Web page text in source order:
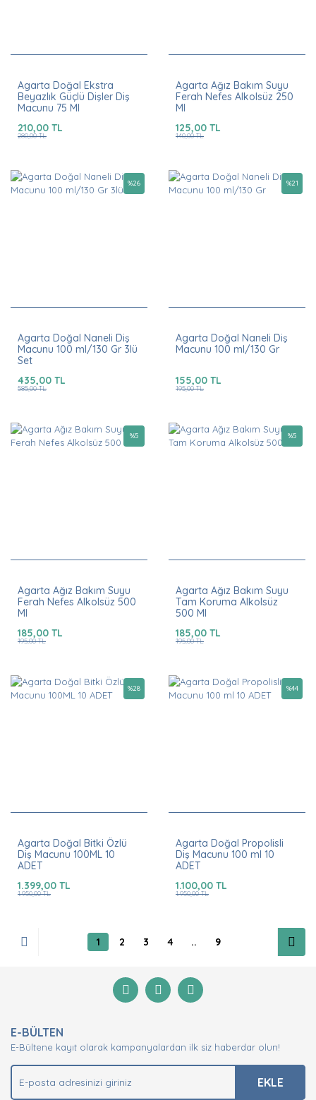
Agarta Doğal Ekstra
Beyazlık Güçlü Dişler Diş
Macunu 75 Ml
210,00 TL
280,00 TL
Agarta Ağız Bakım Suyu
Ferah Nefes Alkolsüz 250
Ml
125,00 TL
140,00 TL
Agarta Doğal Naneli Diş
Macunu 100 ml/130 Gr 3lü
Set
%26
435,00 TL
585,00 TL
Agarta Doğal Naneli Diş
Macunu 100 ml/130 Gr
%21
155,00 TL
195,00 TL
Agarta Ağız Bakım Suyu
Ferah Nefes Alkolsüz 500
Ml
%5
185,00 TL
195,00 TL
Agarta Ağız Bakım Suyu
Tam Koruma Alkolsüz
500 Ml
%5
185,00 TL
195,00 TL
Agarta Doğal Bitki Özlü
Diş Macunu 100ML 10
ADET
%28
1.399,00 TL
1.950,00 TL
Agarta Doğal Propolisli
Diş Macunu 100 ml 10
ADET
%44
1.100,00 TL
1.950,00 TL
1 2 3 4 .. 9
E-BÜLTEN
E-Bültene kayıt olarak kampanyalardan ilk siz haberdar olun!
EKLE